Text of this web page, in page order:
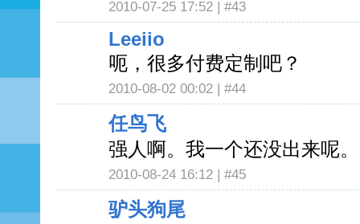
2010-07-25 17:52 | #43
Leeiio
呃，很多付费定制吧？
2010-08-02 00:02 | #44
任鸟飞
强人啊。我一个还没出来呢。
2010-08-24 16:12 | #45
驴头狗尾